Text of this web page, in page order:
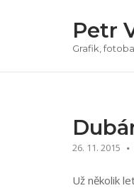
Petr
Grafik,
26. 11. 2015
Už několik